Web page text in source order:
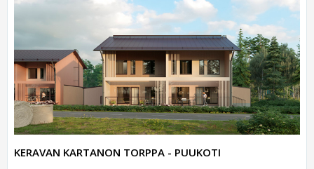
KERAVAN KARTANON TORPPA - PUUKOTI